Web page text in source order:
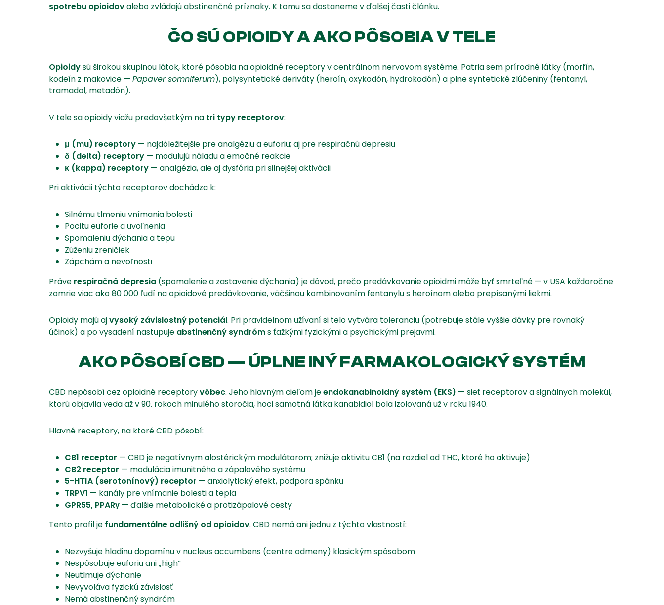
spotrebu opioidovalebo zvládajú abstinenčné príznaky. K tomu sa dostaneme v ďalšej časti článku.
ČO SÚ OPIOIDY A AKO PÔSOBIA V TELE
Opioidysú širokou skupinou látok, ktoré pôsobia na opioidné receptory v centrálnom nervovom systéme. Patria sem prírodné látky (morfín,
kodeín z makovice — Papaver somniferum), polysyntetické deriváty (heroín, oxykodón, hydrokodón) a plne syntetické zlúčeniny (fentanyl,
tramadol, metadón).
V tele sa opioidy viažu predovšetkým na tri typy receptorov:
μ (mu) receptory — najdôležitejšie pre analgéziu a euforiu; aj pre respiračnú depresiu
δ (delta) receptory — modulujú náladu a emočné reakcie
κ (kappa) receptory — analgézia, ale aj dysfória pri silnejšej aktivácii
Pri aktivácii týchto receptorov dochádza k:
Silnému tlmeniu vnímania bolesti
Pocitu euforie a uvoľnenia
Spomaleniu dýchania a tepu
Zúženiu zreničiek
Zápchám a nevoľnosti
Práve respiračná depresia (spomalenie a zastavenie dýchania) je dôvod, prečo predávkovanie opioidmi môže byť smrteľné — v USA každoročne
zomrie viac ako 80 000 ľudí na opioidové predávkovanie, väčšinou kombinovaním fentanylu s heroínom alebo prepísanými liekmi.
Opioidy majú ajvysoký závislostný potenciál. Pri pravidelnom užívaní si telo vytvára toleranciu (potrebuje stále vyššie dávky pre rovnaký
účinok) a po vysadení nastupuje abstinenčný syndróms ťažkými fyzickými a psychickými prejavmi.
AKO PÔSOBÍ CBD — ÚPLNE INÝ FARMAKOLOGICKÝ SYSTÉM
CBD nepôsobí cez opioidné receptoryvôbec. Jeho hlavným cieľom jeendokanabinoidný systém (EKS) — sieť receptorov a signálnych molekúl,
ktorú objavila veda až v 90. rokoch minulého storočia, hoci samotná látka kanabidiol bola izolovaná už v roku 1940.
Hlavné receptory, na ktoré CBD pôsobí:
CB1 receptor — CBD je negatívnym alostérickým modulátorom; znižuje aktivitu CB1 (na rozdiel od THC, ktoré ho aktivuje)
CB2 receptor — modulácia imunitného a zápalového systému
5-HT1A (serotonínový) receptor — anxiolytický efekt, podpora spánku
TRPV1 — kanály pre vnímanie bolesti a tepla
GPR55, PPARγ — ďalšie metabolické a protizápalové cesty
Tento profil je fundamentálne odlišný od opioidov. CBD nemá ani jednu z týchto vlastností:
Nezvyšuje hladinu dopamínu v nucleus accumbens (centre odmeny) klasickým spôsobom
Nespôsobuje euforiu ani „high”
Neutlmuje dýchanie
Nevyvoláva fyzickú závislosť
Nemá abstinenčný syndróm